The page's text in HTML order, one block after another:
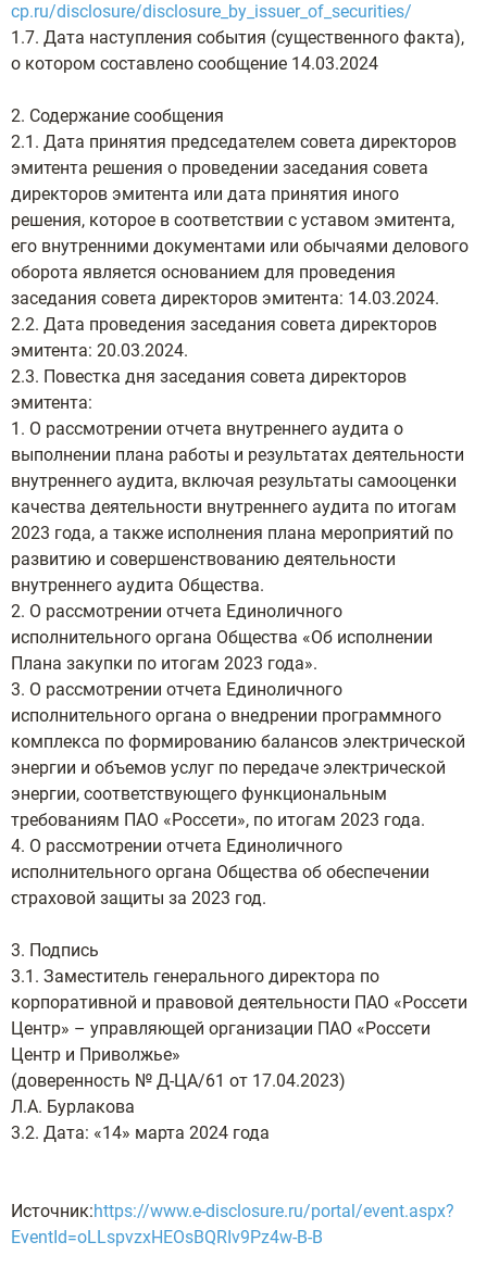
cp.ru/disclosure/disclosure_by_issuer_of_securities/
1.7. Дата наступления события (существенного факта),
о котором составлено сообщение 14.03.2024
2. Содержание сообщения
2.1. Дата принятия председателем совета директоров
эмитента решения о проведении заседания совета
директоров эмитента или дата принятия иного
решения, которое в соответствии с уставом эмитента,
его внутренними документами или обычаями делового
оборота является основанием для проведения
заседания совета директоров эмитента: 14.03.2024.
2.2. Дата проведения заседания совета директоров
эмитента: 20.03.2024.
2.3. Повестка дня заседания совета директоров
эмитента:
1. О рассмотрении отчета внутреннего аудита о
выполнении плана работы и результатах деятельности
внутреннего аудита, включая результаты самооценки
качества деятельности внутреннего аудита по итогам
2023 года, а также исполнения плана мероприятий по
развитию и совершенствованию деятельности
внутреннего аудита Общества.
2. О рассмотрении отчета Единоличного
исполнительного органа Общества «Об исполнении
Плана закупки по итогам 2023 года».
3. О рассмотрении отчета Единоличного
исполнительного органа о внедрении программного
комплекса по формированию балансов электрической
энергии и объемов услуг по передаче электрической
энергии, соответствующего функциональным
требованиям ПАО «Россети», по итогам 2023 года.
4. О рассмотрении отчета Единоличного
исполнительного органа Общества об обеспечении
страховой защиты за 2023 год.
3. Подпись
3.1. Заместитель генерального директора по
корпоративной и правовой деятельности ПАО «Россети
Центр» – управляющей организации ПАО «Россети
Центр и Приволжье»
(доверенность № Д-ЦА/61 от 17.04.2023)
Л.А. Бурлакова
3.2. Дата: «14» марта 2024 года
Источник:https://www.e-disclosure.ru/portal/event.aspx?
EventId=oLLspvzxHEOsBQRIv9Pz4w-B-B